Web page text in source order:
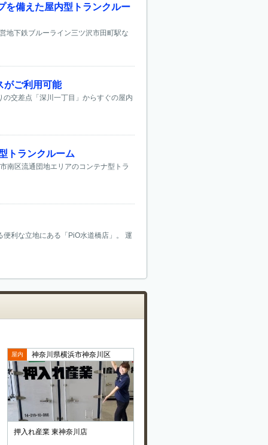
を備えた屋内型トランクルー
地下鉄ブルーライン三ツ沢市田町駅な
がご利用可能
交差点「深川一丁目」からすぐの屋内
トランクルーム
南区流通団地エリアのコンテナ型トラ
利な立地にある「PiO水道橋店」。 運
屋内 神奈川県横浜市神奈川区
押入れ産業 東神奈川店